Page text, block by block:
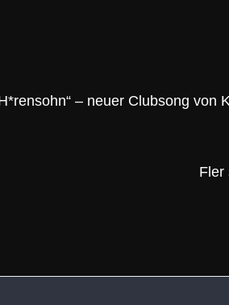
– neuer Clubsong von
Fler